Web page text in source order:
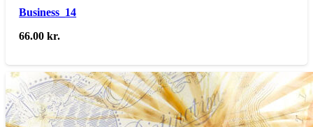
Business_14
66.00kr.